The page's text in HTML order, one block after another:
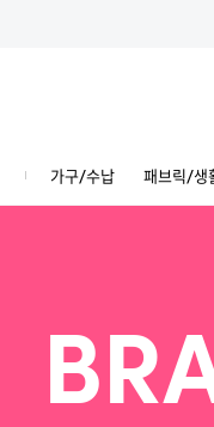
가구/수납 패브릭/생